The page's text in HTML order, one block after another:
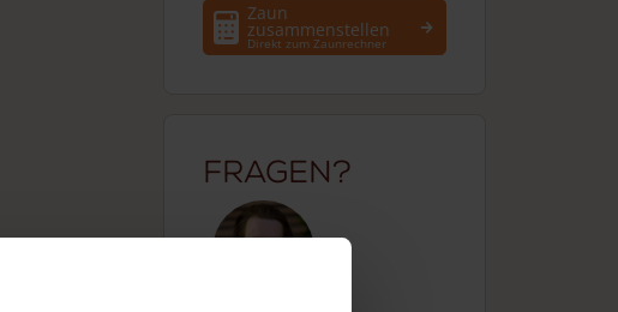
Zaun
zusammenstellen
Direkt zum Zaunrechner
Fragen?